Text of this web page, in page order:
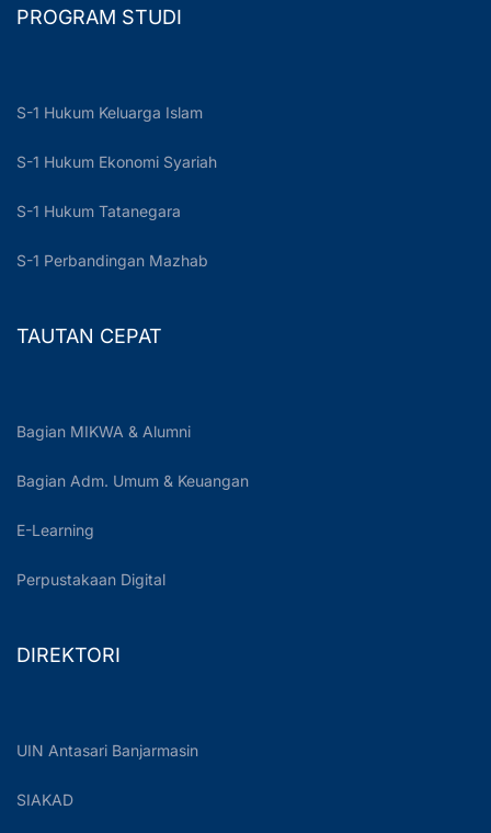
PROGRAM STUDI
S-1 Hukum Keluarga Islam
S-1 Hukum Ekonomi Syariah
S-1 Hukum Tatanegara
S-1 Perbandingan Mazhab
TAUTAN CEPAT
Bagian MIKWA & Alumni
Bagian Adm. Umum & Keuangan
E-Learning
Perpustakaan Digital
DIREKTORI
UIN Antasari Banjarmasin
SIAKAD